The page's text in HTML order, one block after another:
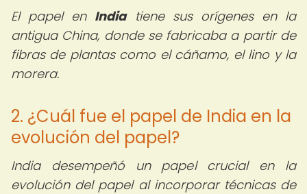
El papel en Indiatiene sus orígenes en la
antigua China, donde se fabricaba a partir de
fibras de plantas como el cáñamo, el lino y la
morera.
2. ¿Cuál fue el papel de India en la
evolución del papel?
India desempeñó un papel crucial en la
evolución del papel al incorporar técnicas de